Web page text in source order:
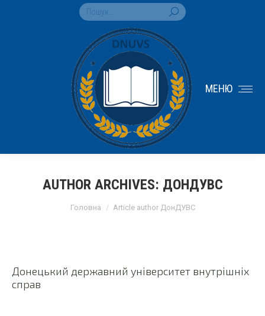
Search:
МЕНЮ
AUTHOR ARCHIVES: ДОНДУВС
You are here:
Головна Article author ДонДУВС
Донецький державний університет внутрішніх
справ